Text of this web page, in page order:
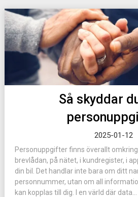
Så skyddar
2025-01-12
Personuppgifter finns överallt
brevlådan, på nätet, i kundregister, i
din bil. Det handlar inte bara om ditt
personnummer, utan om all
kan kopplas till dig. I en värld där data...